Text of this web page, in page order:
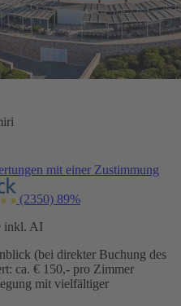
mit einer Zustimmung
(2350) 89%
inkl. AI
(bei direkter Buchung des
ca. € 150,- pro Zimmer
mit vielfältiger